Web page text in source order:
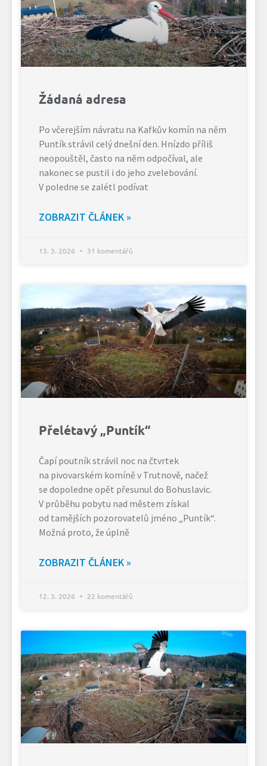
Žádaná adresa
Po včerejším návratu na Kafkův komín na něm
Puntík strávil celý dnešní den. Hnízdo příliš
neopouštěl, často na něm odpočíval, ale
nakonec se pustil i do jeho zvelebování.
V poledne se zalétl podívat
ZOBRAZIT ČLÁNEK »
13. 3. 2026 31 komentářů
Přelétavý „Puntík“
Čapí poutník strávil noc na čtvrtek
na pivovarském komíně v Trutnově, načež
se dopoledne opět přesunul do Bohuslavic.
V průběhu pobytu nad městem získal
od tamějších pozorovatelů jméno „Puntík“.
Možná proto, že úplně
ZOBRAZIT ČLÁNEK »
12. 3. 2026 22 komentářů